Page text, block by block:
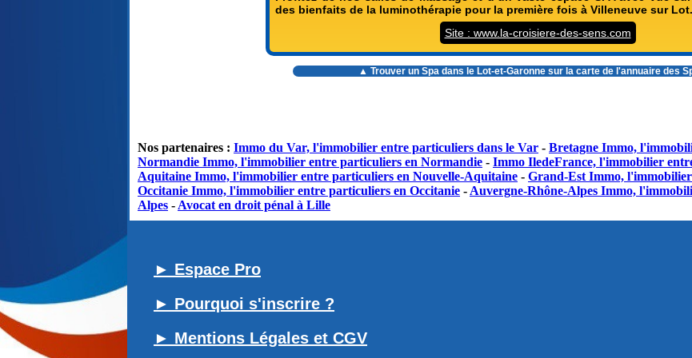
des bienfaits de la luminothérapie pour la première fois à Villeneuve sur Lot.
Site : www.la-croisiere-des-sens.com
▲ Trouver un Spa dans le Lot-et-Garonnesur la carte de l'annuaire des
Nos partenaires : Immo du Var, l'immobilier entre particuliers dans le Var - Bretagne Immo,
Normandie Immo, l'immobilier entre particuliers en Normandie - Immo IledeFrance, l'immobilier
Aquitaine Immo, l'immobilier entre particuliers en Nouvelle-Aquitaine - Grand-Est Immo,
Occitanie Immo, l'immobilier entre particuliers en Occitanie - Auvergne-Rhône-Alpes Immo,
Alpes - Avocat en droit pénal à Lille
► Espace Pro
► Pourquoi s'inscrire ?
► Mentions Légales et CGV